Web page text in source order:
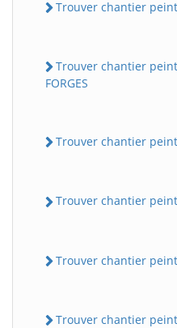
Trouver chantier
Trouver chantier
FORGES
Trouver chantier
Trouver chantier
Trouver chantier
Trouver chantier